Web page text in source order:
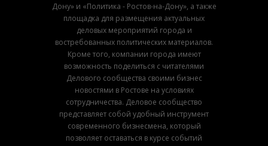
Дону» и «Политика - Ростов-на-Дону», а также
площадка для размещения актуальных
деловых мероприятий города и
востребованных политических материалов.
Кроме того, компании города имеют
возможность поделиться с читателями
Делового сообщества своими бизнес
новостями в Ростове на условиях
сотрудничества. Деловое сообщество
представляет собой удобный инструмент
современного бизнесмена, который
позволяет оставаться в курсе событий